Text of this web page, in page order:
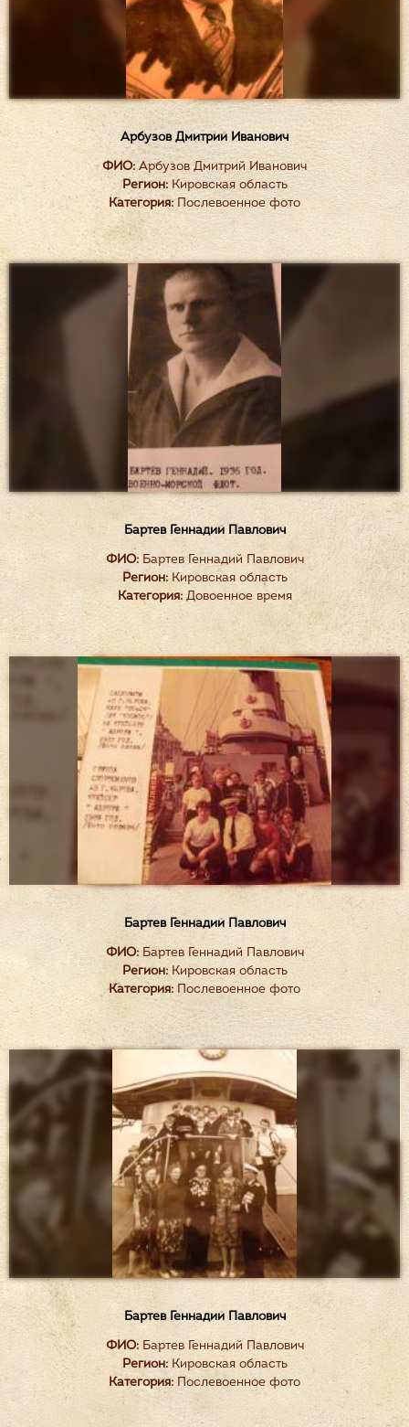
Арбузов Дмитрий Иванович
ФИО:Арбузов Дмитрий Иванович
Регион:Кировская область
Категория:Послевоенное фото
Бартев Геннадий Павлович
ФИО:Бартев Геннадий Павлович
Регион:Кировская область
Категория:Довоенное время
Бартев Геннадий Павлович
ФИО:Бартев Геннадий Павлович
Регион:Кировская область
Категория: Послевоенное фото
Бартев Геннадий Павлович
ФИО:Бартев Геннадий Павлович
Регион:Кировская область
Категория: Послевоенное фото